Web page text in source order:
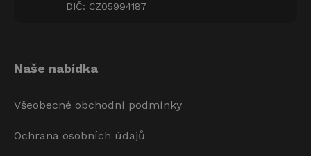
DIČ: CZ05994187
Naše nabídka
Všeobecné obchodní podmínky
Ochrana osobních údajů